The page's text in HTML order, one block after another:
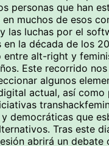
personas que han
en muchos de esos
las luchas por el
en la década de los
entre alt-right y
Este recorrido
algunos
actual, así como
democráticas que
Tras este
abrirá un debate